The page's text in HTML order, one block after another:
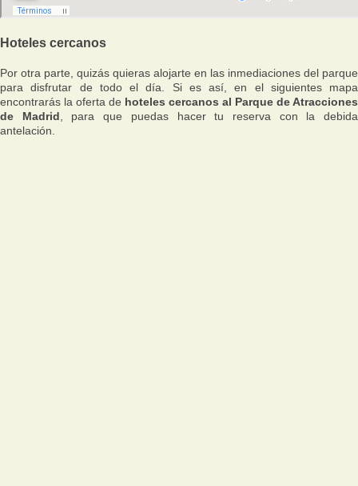
Hoteles cercanos
Por otra parte, quizás quieras alojarte en las inmediaciones del parque
para disfrutar de todo el día. Si es así, en el siguientes mapa
encontrarás la oferta de hoteles cercanos al Parque de Atracciones
de Madrid , para que puedas hacer tu reserva con la debida
antelación.